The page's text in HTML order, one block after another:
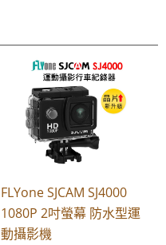
FLYone SJCAM SJ4000
1080P 2吋螢幕 防水型運
動攝影機